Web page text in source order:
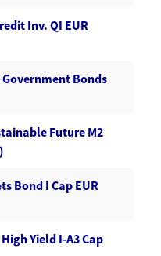
Inv. QI EUR
Government Bonds
Future M2
Bond I Cap EUR
Yield I-A3 Cap